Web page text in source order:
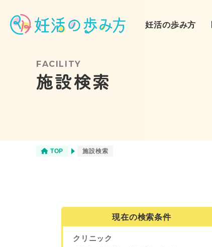
妊活の歩み方
❶妊活スタート
不妊治療
FACILITY
施設検索
TOP 施設検索
現在の検索条件
クリニック